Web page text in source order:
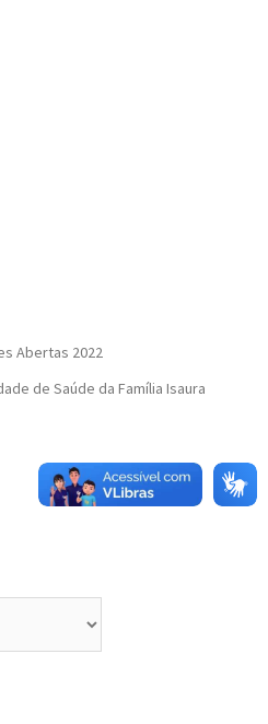
Abertas 2022
de Saúde da Família Isaura